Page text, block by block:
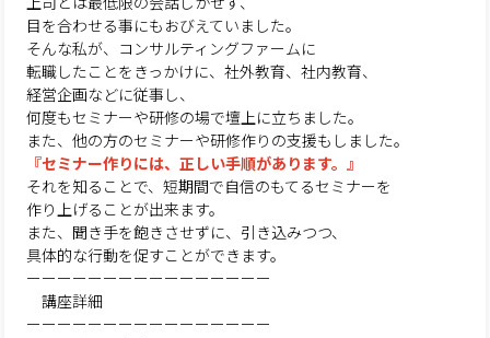
目を合わせる事にもおびえていました。
そんな私が、コンサルティングファームに
転職したことをきっかけに、社外教育、社内教育、
経営企画などに従事し、
何度もセミナーや研修の場で壇上に立ちました。
また、他の方のセミナーや研修作りの支援もしました。
『セミナー作りには、正しい手順があります。』
それを知ることで、短期間で自信のもてるセミナーを
作り上げることが出来ます。
また、聞き手を飽きさせずに、引き込みつつ、
具体的な行動を促すことができます。
ーーーーーーーーーーーーーーーー
講座詳細
ーーーーーーーーーーーーーーーー